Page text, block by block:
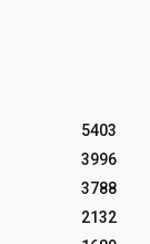
5403
3996
3788
2132